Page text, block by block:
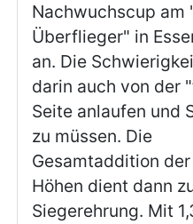
Nachwuchscup am
Überflieger" in
an. Die
darin auch von der
Seite anlaufen und
zu müssen. Die
Gesamtaddition
Höhen dient dann
Siegerehrung. Mit